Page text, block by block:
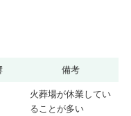
備考
火葬場が休業してい
ることが多い